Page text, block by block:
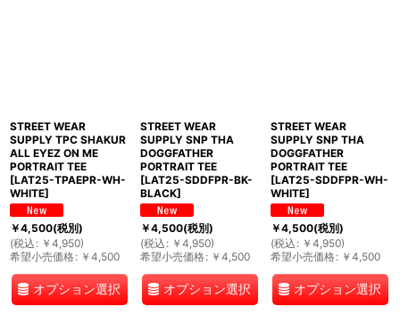
STREET WEAR
SUPPLY TPC SHAKUR
ALL EYEZ ON ME
PORTRAIT TEE
[LAT25-TPAEPR-WH-
WHITE]
￥4,500(税別)
(税込 : ￥ 4,950)
希望小売価格: ￥ 4,500
オプション選択
STREET WEAR
SUPPLY SNP THA
DOGGFATHER
PORTRAIT TEE
[LAT25-SDDFPR-BK-
BLACK]
￥4,500(税別)
(税込 : ￥ 4,950)
希望小売価格: ￥ 4,500
オプション選択
STREET WEAR
SUPPLY SNP THA
DOGGFATHER
PORTRAIT TEE
[LAT25-SDDFPR-WH-
WHITE]
￥4,500(税別)
(税込 : ￥ 4,950)
希望小売価格: ￥ 4,500
オプション選択